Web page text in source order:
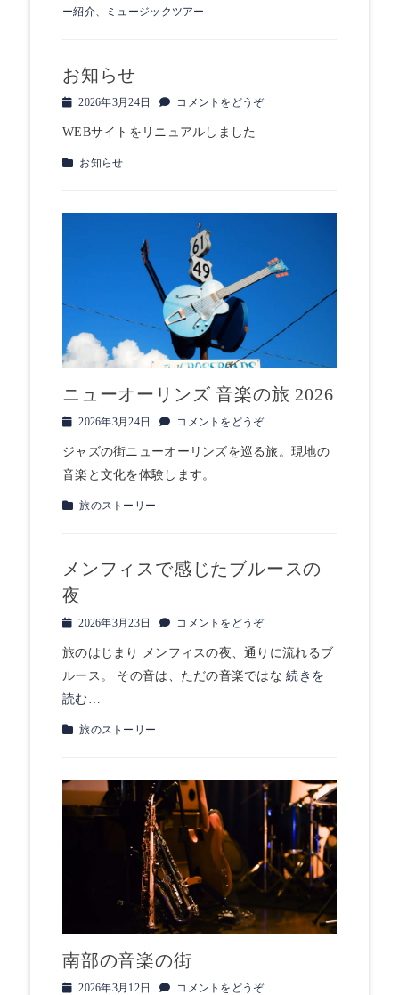
テ
ー
ー紹介、 ミュージックツアー
お知らせ
投 2026年3月24日 コメントをどうぞ
WEBサイトをリニュアルしました
カ
お知らせ
ニューオーリンズ 音楽の旅 2026
投
日
2026年3月24日 コメントをどうぞ
ジャズの街ニューオーリンズを巡る旅。現地の
音楽と文化を体験します。
カ 旅のストーリー
メンフィスで感じたブルースの
夜
投
日
2026年3月23日 コメントをどうぞ
旅のはじまり メンフィスの夜、通りに流れるブ
ルース。 その音は、ただの音楽ではな続きを
読む…
カ
リ
ー
旅のストーリー
南部の音楽の街
投 2026年3月12日 コメントをどうぞ